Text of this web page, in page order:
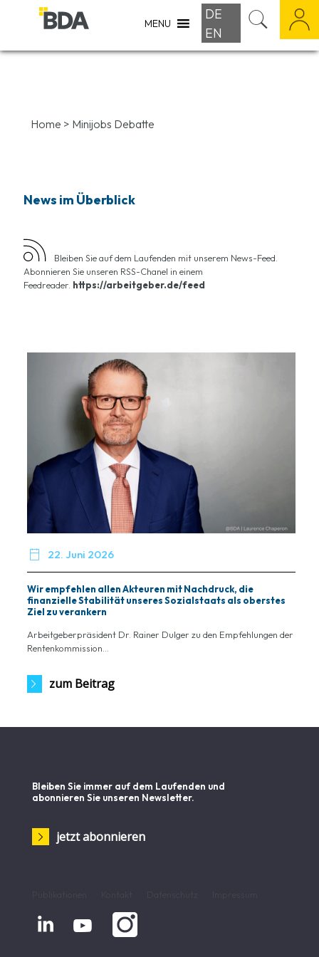
MENU
DE
EN
Home > Minijobs Debatte
News im Überblick
Bleiben Sie auf dem Laufenden mit unserem News-Feed.
Abonnieren Sie unseren RSS-Chanel in einem
Feedreader. https://arbeitgeber.de/feed
 22. Juni 2026
Wir empfehlen allen Akteuren mit Nachdruck, die
finanzielle Stabilität unseres Sozialstaats als oberstes
Ziel zu verankern
Arbeitgeberpräsident Dr. Rainer Dulger zu den Empfehlungen der
Rentenkommission...
zum Beitrag
Bleiben Sie immer auf dem Laufenden und
abonnieren Sie unseren Newsletter.
jetzt abonnieren
 